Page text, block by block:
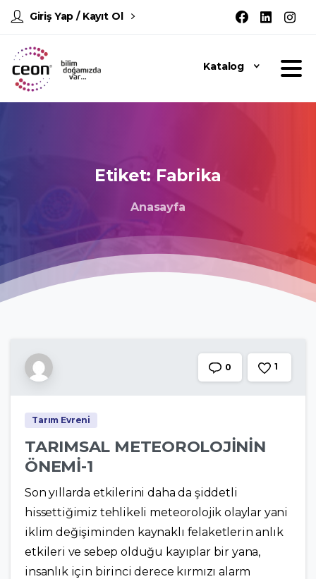
Giriş Yap / Kayıt Ol
Katalog
Etiket: Fabrika
Anasayfa
0 1
Tarım Evreni
TARIMSAL METEOROLOJİNİN
ÖNEMİ-1
Son yıllarda etkilerini daha da şiddetli
hissettiğimiz tehlikeli meteorolojik olaylar yani
iklim değişiminden kaynaklı felaketlerin anlık
etkileri ve sebep olduğu kayıplar bir yana,
insanlık için birinci derece kırmızı alarm